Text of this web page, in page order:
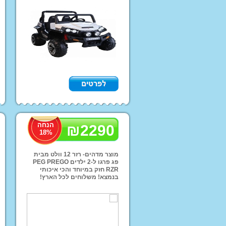
בית בובות
עגלות בובה + בובות
מתקני סלים לילדים
קטלוג מותג הבית INJUSA
צרפת
₪2290
הנחה
18%
מוצר מדהים- רזר 12 וולט מבית
פג פרגו ל-2 ילדים PEG PREGO
RZR חזק במיוחד והכי איכותי
בנמצא! משלוחים לכל הארץ!